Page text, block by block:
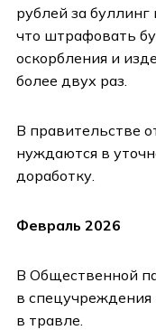
рублей за буллинг
что штрафовать
оскорбления и
более двух раз.
В правительстве
нуждаются в
доработку.
Февраль 2026
В Общественной
в
в травле.